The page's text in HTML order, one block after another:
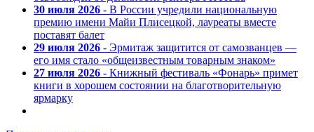
30 июля 2026 - В России учредили национальную
премию имени Майи Плисецкой, лауреаты вместе
поставят балет
29 июля 2026 - Эрмитаж защитится от самозванцев —
его имя стало «общеизвестным товарным знаком»
27 июля 2026 - Книжный фестиваль «Фонарь» примет
книги в хорошем состоянии на благотворительную
ярмарку